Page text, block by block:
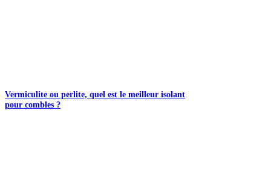
Vermiculite ou perlite, quel est le meilleur isolant
pour combles ?